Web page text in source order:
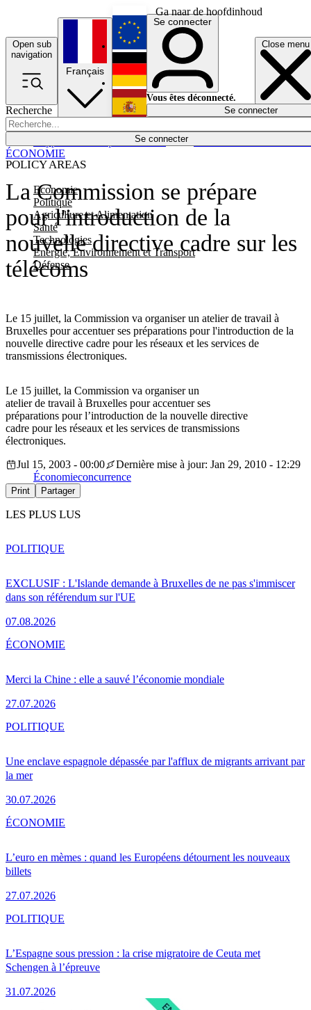
Ga naar de hoofdinhoud
Open sub
navigation
Close menu
Recherche
Se connecter
POLICY AREAS
Economie
Politique
Agriculture et Alimentation
Santé
Technologies
Energie, Environnement et Transport
Défense
Économie
Français
English
Deutsch
Español
Se connecter
Vous êtes déconnecté.
Se connecter
La Commission se prépare
pour l'introduction de la
nouvelle directive cadre sur les
télécoms
Le 15 juillet, la Commission va organiser un atelier de travail à
Bruxelles pour accentuer ses préparations pour l'introduction de la
nouvelle directive cadre pour les réseaux et les services de
transmissions électroniques.
ÉCONOMIE
Le 15 juillet, la Commission va organiser un
atelier de travail à Bruxelles pour accentuer ses
préparations pour l’introduction de la nouvelle directive
cadre pour les réseaux et les services de transmissions
électroniques.
Jul 15, 2003 - 00:00
Dernière mise à jour: Jan 29, 2010 - 12:29
Économieconcurrence
Print Partager
LES PLUS LUS
EXCLUSIF : L'Islande demande à Bruxelles de ne pas s'immiscer
dans son référendum sur l'UE
07.08.2026
POLITIQUE
Merci la Chine : elle a sauvé l’économie mondiale
27.07.2026
ÉCONOMIE
Une enclave espagnole dépassée par l'afflux de migrants arrivant par
la mer
30.07.2026
POLITIQUE
L’euro en mèmes : quand les Européens détournent les nouveaux
billets
27.07.2026
ÉCONOMIE
L’Espagne sous pression : la crise migratoire de Ceuta met
Schengen à l’épreuve
31.07.2026
POLITIQUE